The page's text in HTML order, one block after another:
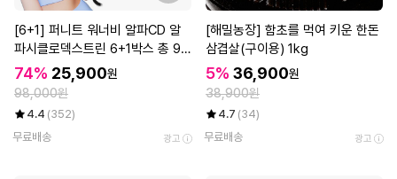
[6+1] 퍼니트 워너비 알파CD 알
파시클로덱스트린 6+1박스 총 98
포
74% 25,900원
98,000원
4.4 (352)
무료배송
광고
[해밀농장] 함초를 먹여 키운 한돈
삼겹살(구이용) 1kg
5% 36,900원
38,900원
4.7 (34)
무료배송
광고